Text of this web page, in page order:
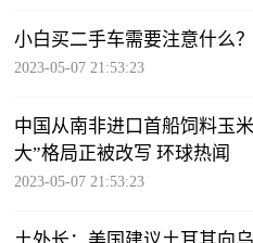
小白买二手车需要注意什么
2023-05-07 21:53:23
中国从南非进口首船饲料玉
大”格局正被改写 环球热闻
2023-05-07 21:53:23